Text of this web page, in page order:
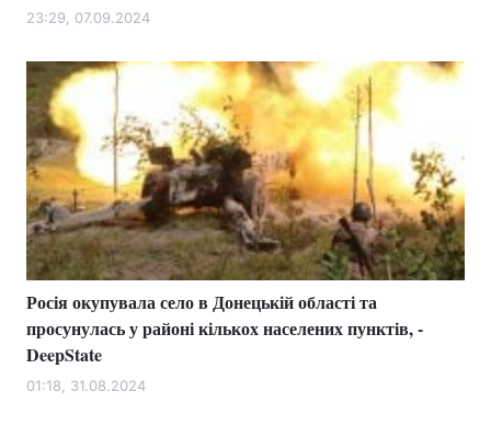
23:29, 07.09.2024
Росія окупувала село в Донецькій області та
просунулась у районі кількох населених пунктів, -
DeepState
01:18, 31.08.2024